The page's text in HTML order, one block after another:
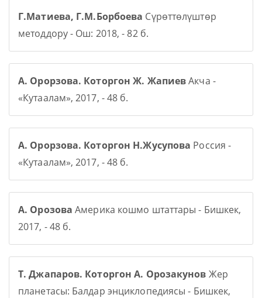
Г.Матиева, Г.М.Борбоева Сүрөттөлүштөр
методдору - Ош: 2018, - 82 б.
А. Орорзова. Которгон Ж. ЖапиевАкча -
«Кутаалам», 2017, - 48 б.
А. Орорзова. Которгон Н.Жусупова Россия -
«Кутаалам», 2017, - 48 б.
А. Орозова Америка кошмо штаттары - Бишкек,
2017, - 48 б.
Т. Джапаров. Которгон А. Орозакунов Жер
планетасы: Балдар энциклопедиясы - Бишкек,